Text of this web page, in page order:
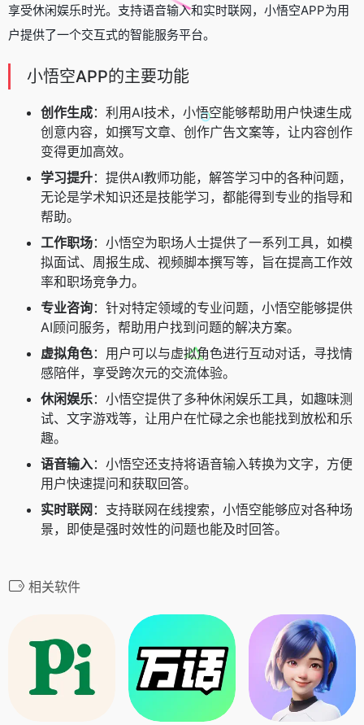
享受休闲娱乐时光。支持语音输入和实时联网，小悟空APP为用
户提供了一个交互式的智能服务平台。
小悟空APP的主要功能
创作生成：利用AI技术，小悟空能够帮助用户快速生成
创意内容，如撰写文章、创作广告文案等，让内容创作
变得更加高效。
学习提升：提供AI教师功能，解答学习中的各种问题，
无论是学术知识还是技能学习，都能得到专业的指导和
帮助。
工作职场：小悟空为职场人士提供了一系列工具，如模
拟面试、周报生成、视频脚本撰写等，旨在提高工作效
率和职场竞争力。
专业咨询：针对特定领域的专业问题，小悟空能够提供
AI顾问服务，帮助用户找到问题的解决方案。
虚拟角色：用户可以与虚拟角色进行互动对话，寻找情
感陪伴，享受跨次元的交流体验。
休闲娱乐：小悟空提供了多种休闲娱乐工具，如趣味测
试、文字游戏等，让用户在忙碌之余也能找到放松和乐
趣。
语音输入：小悟空还支持将语音输入转换为文字，方便
用户快速提问和获取回答。
实时联网 ：支持联网在线搜索，小悟空能够应对各种场
景，即使是强时效性的问题也能及时回答。
相关软件